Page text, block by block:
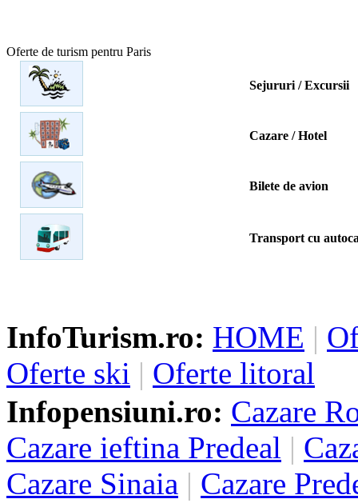
Oferte de turism pentru Paris
Sejururi / Excursii
Cazare / Hotel
Bilete de avion
Transport cu
InfoTurism.ro: HOME |
Oferte ski | Oferte litoral
Infopensiuni.ro: Cazare
Cazare ieftina Predeal |
Cazare Sinaia | Cazare